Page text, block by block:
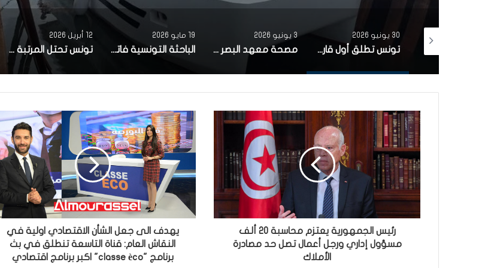
30 يونيو 2026
تونس تطلق أول قارب صيد كهربائي يعمل بالطاقة الشمسية في المتوسط
3 يونيو 2026
مصحة معهد البصر والشبكية بالبحيرة 1 تقوم باجراء اكثر من 50 عملية جراحية لازالة الماء الابيض مجانا لفائدة عدد من اهالي قفصة
19 مايو 2026
الباحثة التونسية فاتن المولدي تنجح في الحصول على براءة اختراع في الولايات المتحدة الأمريكية، وذلك بعد ابتكارها محركاً هجيناً ثورياً
12 أبريل 2026
تونس تحتل المرتبة الاولى افريقيا من حيث عدد النساء المطورات للبرمجيات
رئيس الجمهورية يعتزم محاسبة 20 ألف
مسؤول إداري ورجل أعمال تصل حد مصادرة
الأملاك
يهدف الى جعل الشأن الاقتصادي اولية في
النقاش العام: قناة التاسعة تنطلق في بث
برنامج "classe èco" اكبر برنامج اقتصادي